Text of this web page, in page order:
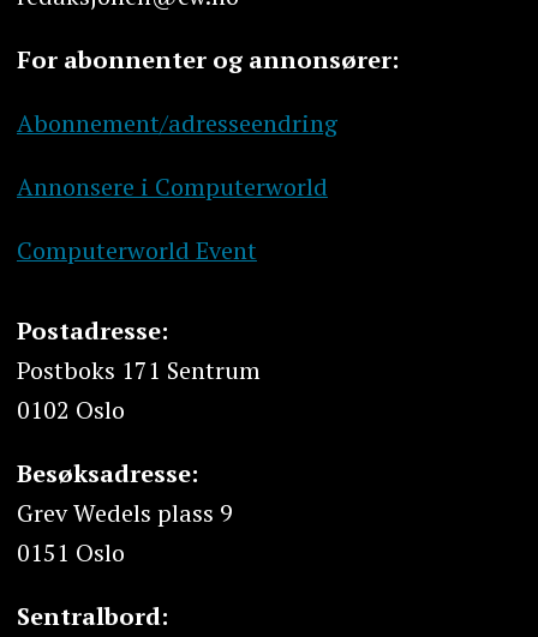
For abonnenter og annonsører:
Abonnement/adresseendring
Annonsere i Computerworld
Computerworld Event
Postadresse:
Postboks 171 Sentrum
0102 Oslo
Besøksadresse:
Grev Wedels plass 9
0151 Oslo
Sentralbord: